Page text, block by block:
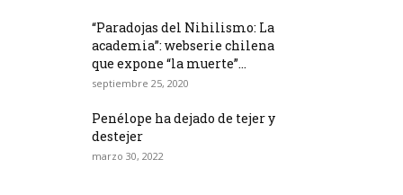
“Paradojas del Nihilismo: La
academia”: webserie chilena
que expone “la muerte”...
septiembre 25, 2020
Penélope ha dejado de tejer y
destejer
marzo 30, 2022